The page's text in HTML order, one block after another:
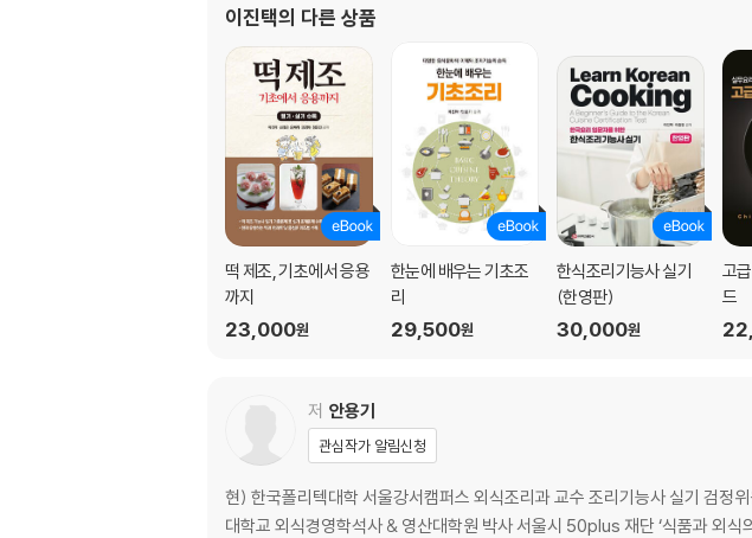
이진택의 다른 상품
떡 제조, 기초에서 응용
까지
23,000원
한눈에 배우는 기초조
리
29,500원
한식조리기능사 실기
(한영판)
30,000원
고
드
저 안용기
관심작가 알림신청
현) 한국폴리텍대학 서울강서캠퍼스 외식조리과 교수 조리기능사 실기 검
대학교 외식경영학석사 & 영산대학원 박사 서울시 50plus 재단 ‘식품과 외